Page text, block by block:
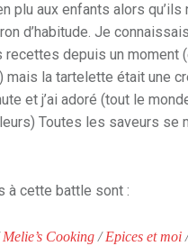
plu aux enfants alors qu’ils
d’habitude. Je
recettes depuis un moment
mais la tartelette était une
et j’ai adoré (tout le
Toutes les saveurs se
à cette battle sont :
Melie’s Cooking/Epices et moi/